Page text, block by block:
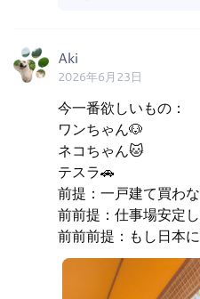
Aki
2026年6月23日
今一番欲しいもの：
ワンちゃん🐶
ネコちゃん🐱
テスラ🚗
前提：一戸建て買わ
前前提：仕事場安定
前前前提：もし日本